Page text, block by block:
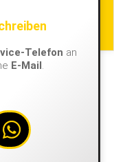
Telefon an
E-Mail.